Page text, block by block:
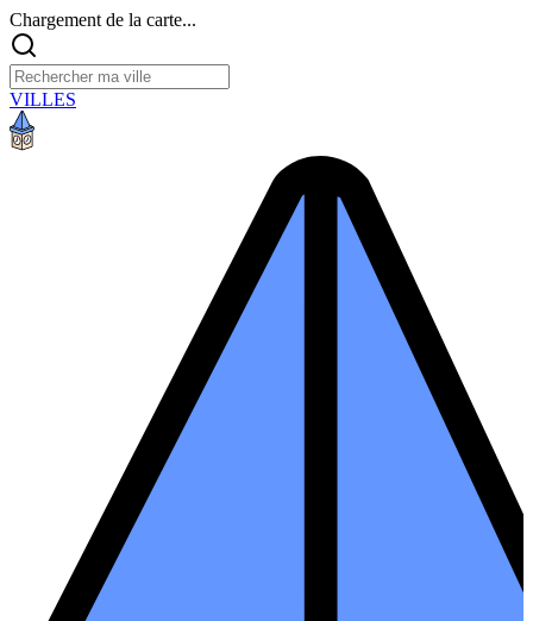
Chargement de la carte...
VILLES